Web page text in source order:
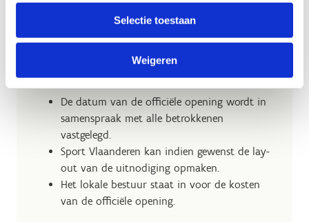
Selectie toestaan
Weigeren
Officiële opening
De datum van de officiële opening wordt in
samenspraak met alle betrokkenen
vastgelegd.
Sport Vlaanderen kan indien gewenst de lay-
out van de uitnodiging opmaken.
Het lokale bestuur staat in voor de kosten
van de officiële opening.